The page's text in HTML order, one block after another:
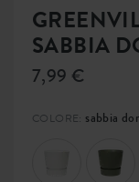
SABBIA
7,99 €
COLORE: sabbia